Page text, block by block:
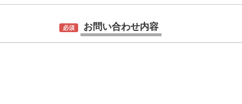
必須 お問い合わせ内容